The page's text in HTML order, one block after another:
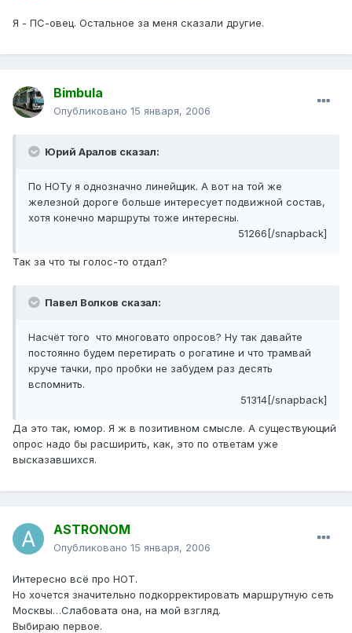
Я - ПС-овец. Остальное за меня сказали другие.
Bimbula
Опубликовано 15 января, 2006
Юрий Аралов сказал:
По НОТу я однозначно линейщик. А вот на той же
железной дороге больше интересует подвижной состав,
хотя конечно маршруты тоже интересны.
51266[/snapback]
Так за что ты голос-то отдал?
Павел Волков сказал:
Насчёт того что многовато опросов? Ну так давайте
постоянно будем перетирать о рогатине и что трамвай
круче тачки, про пробки не забудем раз десять
вспомнить.
51314[/snapback]
Да это так, юмор. Я ж в позитивном смысле. А существующий
опрос надо бы расширить, как, это по ответам уже
высказавшихся.
ASTRONOM
Опубликовано 15 января, 2006
Интересно всё про НОТ.
Но хочется значительно подкорректировать маршрутную сеть
Москвы…Слабовата она, на мой взгляд.
Выбираю первое.